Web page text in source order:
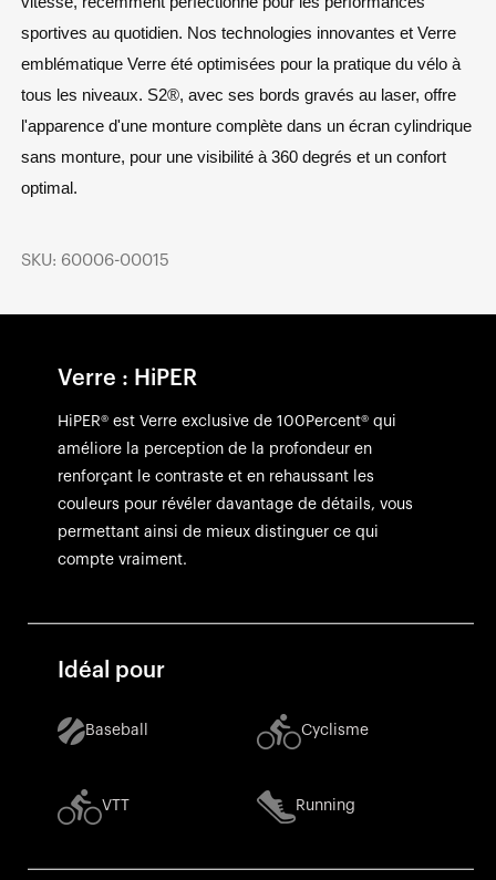
sportives au quotidien. Nos technologies innovantes et Verre
emblématique Verre été optimisées pour la pratique du vélo à
tous les niveaux. S2®, avec ses bords gravés au laser, offre
l'apparence d'une monture complète dans un écran cylindrique
sans monture, pour une visibilité à 360 degrés et un confort
optimal.
SKU: 60006-00015
Verre : HiPER
HiPER® est Verre exclusive de 100Percent® qui
améliore la perception de la profondeur en
renforçant le contraste et en rehaussant les
couleurs pour révéler davantage de détails, vous
permettant ainsi de mieux distinguer ce qui
compte vraiment.
Idéal pour
Baseball Cyclisme
VTT Running